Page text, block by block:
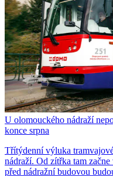
U olomouckého nádraží
konce srpna
Třítýdenní výluka
nádraží. Od zítřka tam
před nádražní budovou